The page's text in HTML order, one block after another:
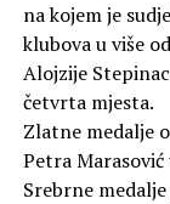
na kojem je
klubova u više
Alojzije
četvrta mjesta.
Zlatne medalje
Petra Marasović
Srebrne